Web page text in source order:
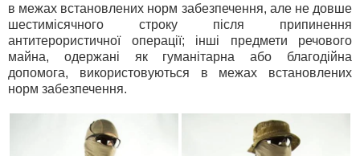
в межах встановлених норм забезпечення, але не довше
шестимісячного строку після припинення
антитерористичної операції; інші предмети речового
майна, одержані як гуманітарна або благодійна
допомога, використовуються в межах встановлених
норм забезпечення.